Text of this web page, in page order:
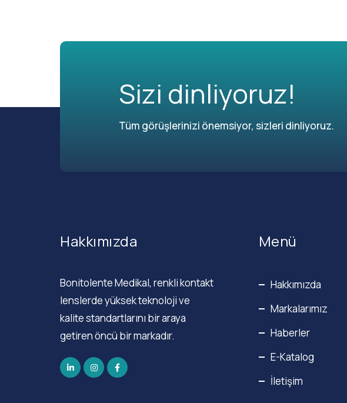
Sizi dinliyoruz!
Tüm görüşlerinizi önemsiyor, sizleri dinliyoruz.
Hakkımızda
Bonitolente Medikal, renkli kontakt
lenslerde yüksek teknoloji ve
kalite standartlarını bir araya
getiren öncü bir markadır.
Menü
Hakkımızda
Markalarımız
Haberler
E-Katalog
İletişim